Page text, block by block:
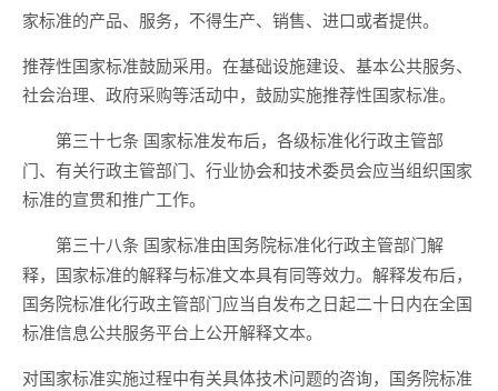
家标准的产品、服务，不得生产、销售、进口或者提供。
推荐性国家标准鼓励采用。在基础设施建设、基本公共服务、
社会治理、政府采购等活动中，鼓励实施推荐性国家标准。
第三十七条 国家标准发布后，各级标准化行政主管部
门、有关行政主管部门、行业协会和技术委员会应当组织国家
标准的宣贯和推广工作。
第三十八条 国家标准由国务院标准化行政主管部门解
释，国家标准的解释与标准文本具有同等效力。解释发布后，
国务院标准化行政主管部门应当自发布之日起二十日内在全国
标准信息公共服务平台上公开解释文本。
对国家标准实施过程中有关具体技术问题的咨询，国务院标准